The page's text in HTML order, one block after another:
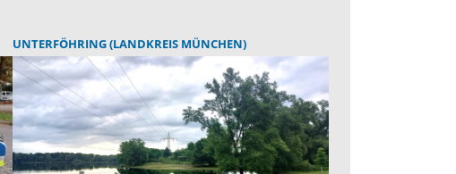
UNTERFÖHRING (LANDKREIS MÜNCHEN)